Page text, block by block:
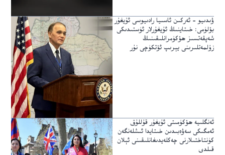
ۋىدىيو – ئەركىن ئاسىيا رادىيوسى ئۇيغۇر
بۆلۈمى: خىتاينىڭ ئۇيغۇرلار ئۈستىدىكى
شەپقەتسىز ھۆكۈمرانلىقىنىڭ
زۇلمەتلىرىنى يېرىپ ئۆتكۈچى نۇر
ئەنگلىيە ھۆكۈمىتى ئۇيغۇر قۇللۇق
ئەمگىكى سەۋەبىدىن خىتايدا ئىشلەنگەن
كۈنتاختىلارنى چەكلەيدىغانلىقىنى ئېلان
قىلدى